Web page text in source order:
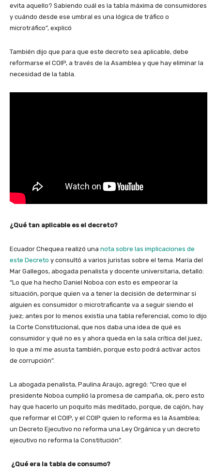
evita aquello? Sabiendo cuál es la tabla máxima de consumidores
y cuándo desde ese umbral es una lógica de tráfico o
microtráfico”, explicó
También dijo que para que este decreto sea aplicable, debe
reformarse el COIP, a través de la Asamblea y que hay eliminar la
necesidad de la tabla.
¿Qué tan aplicable es el decreto?
Ecuador Chequea realizó una nota sobre las implicaciones de
este Decreto y consultó a varios juristas sobre el tema. María del
Mar Gallegos, abogada penalista y docente universitaria, detalló:
“Lo que ha hecho Daniel Noboa con esto es empeorar la
situación, porque quien va a tener la decisión de determinar si
alguien es consumidor o microtraficante va a seguir siendo el
juez; antes por lo menos existía una tabla referencial, como lo dijo
la Corte Constitucional, que nos daba una idea de qué es
consumidor y qué no es y ahora queda en la sala crítica del juez,
lo que a mí me asusta también, porque esto podrá activar actos
de corrupción”.
La abogada penalista, Paulina Araujo, agregó: “Creo que el
presidente Noboa cumplió la promesa de campaña, ok, pero esto
hay que hacerlo un poquito más meditado, porque, de cajón, hay
que reformar el COIP, y el COIP quien lo reforma es la Asamblea;
un Decreto Ejecutivo no reforma una Ley Orgánica y un decreto
ejecutivo no reforma la Constitución”.
¿Qué era la tabla de consumo?